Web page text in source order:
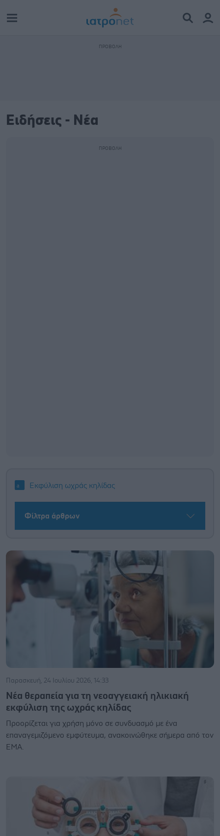
Ειδήσεις - Νέα
Εκφύλιση ωχράς κηλίδας
Φίλτρα άρθρων
Παρασκευή, 24 Ιουλίου 2026, 14:33
Νέα θεραπεία για τη νεοαγγειακή ηλικιακή
εκφύλιση της ωχράς κηλίδας
Προορίζεται για χρήση μόνο σε συνδυασμό με ένα
επαναγεμιζόμενο εμφύτευμα, ανακοινώθηκε σήμερα από τον
ΕΜΑ.